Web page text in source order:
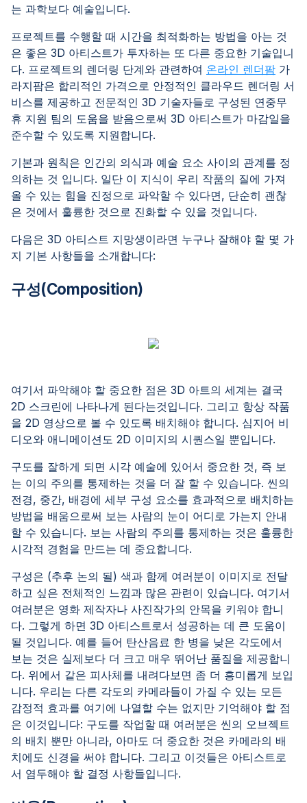
는 과학보다 예술입니다.
프로젝트를 수행할 때 시간을 최적화하는 방법을 아는 것
은 좋은 3D 아티스트가 투자하는 또 다른 중요한 기술입니
다. 프로젝트의 렌더링 단계와 관련하여 온라인 렌더팜 가
라지팜은 합리적인 가격으로 안정적인 클라우드 렌더링 서
비스를 제공하고 전문적인 3D 기술자들로 구성된 연중무
휴 지원 팀의 도움을 받음으로써 3D 아티스트가 마감일을
준수할 수 있도록 지원합니다.
기본과 원칙은 인간의 의식과 예술 요소 사이의 관계를 정
의하는 것 입니다. 일단 이 지식이 우리 작품의 질에 가져
올 수 있는 힘을 진정으로 파악할 수 있다면, 단순히 괜찮
은 것에서 훌륭한 것으로 진화할 수 있을 것입니다.
다음은 3D 아티스트 지망생이라면 누구나 잘해야 할 몇 가
지 기본 사항들을 소개합니다:
구성(Composition)
여기서 파악해야 할 중요한 점은 3D 아트의 세계는 결국
2D 스크린에 나타나게 된다는것입니다. 그리고 항상 작품
을 2D 영상으로 볼 수 있도록 배치해야 합니다. 심지어 비
디오와 애니메이션도 2D 이미지의 시퀀스일 뿐입니다.
구도를 잘하게 되면 시각 예술에 있어서 중요한 것, 즉 보
는 이의 주의를 통제하는 것을 더 잘 할 수 있습니다. 씬의
전경, 중간, 배경에 세부 구성 요소를 효과적으로 배치하는
방법을 배움으로써 보는 사람의 눈이 어디로 가는지 안내
할 수 있습니다. 보는 사람의 주의를 통제하는 것은 훌륭한
시각적 경험을 만드는 데 중요합니다.
구성은 (추후 논의 될) 색과 함께 여러분이 이미지로 전달
하고 싶은 전체적인 느낌과 많은 관련이 있습니다. 여기서
여러분은 영화 제작자나 사진작가의 안목을 키워야 합니
다. 그렇게 하면 3D 아티스트로서 성공하는 데 큰 도움이
될 것입니다. 예를 들어 탄산음료 한 병을 낮은 각도에서
보는 것은 실제보다 더 크고 매우 뛰어난 품질을 제공합니
다. 위에서 같은 피사체를 내려다보면 좀 더 흥미롭게 보입
니다. 우리는 다른 각도의 카메라들이 가질 수 있는 모든
감정적 효과를 여기에 나열할 수는 없지만 기억해야 할 점
은 이것입니다: 구도를 작업할 때 여러분은 씬의 오브젝트
의 배치 뿐만 아니라, 아마도 더 중요한 것은 카메라의 배
치에도 신경을 써야 합니다. 그리고 이것들은 아티스트로
서 염두해야 할 결정 사항들입니다.